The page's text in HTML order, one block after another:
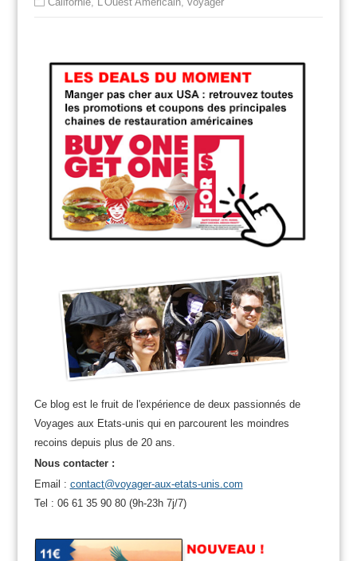
Ce blog est le fruit de l'expérience de deux passionnés de
Voyages aux Etats-unis qui en parcourent les moindres
recoins depuis plus de 20 ans.
Nous contacter :
Email : contact@voyager-aux-etats-unis.com
Tel : 06 61 35 90 80 (9h-23h 7j/7)